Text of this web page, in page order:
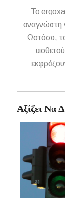
To
αναγνώστη
Ωστόσο,
Αξίζει Να